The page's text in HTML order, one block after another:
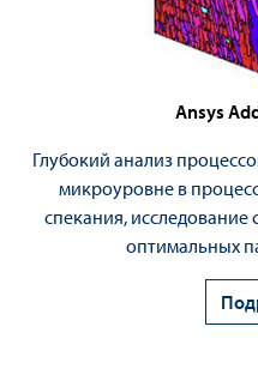
Ansys
Глубокий анализ
микроуровне в
спекания,
оптимальных